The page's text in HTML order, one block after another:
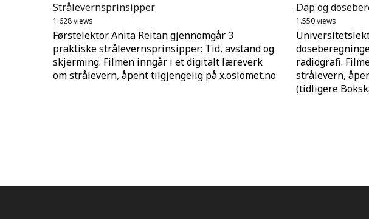
Strålevernsprinsipper
1.628 views
Førstelektor Anita Reitan gjennomgår 3
praktiske strålevernsprinsipper: Tid, avstand og
skjerming. Filmen inngår i et digitalt læreverk
om strålevern, åpent tilgjengelig på x.oslomet.no
Dap og
1.550 views
radiografi.
strålevern,
(tidligere